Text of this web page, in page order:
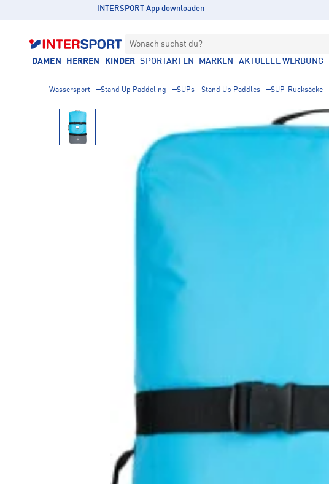
INTERSPORT App downloaden
Wonach suchst du?
DAMEN HERREN KINDER SPORTARTEN MARKEN AKTUELLE WERBUNG
Wassersport Stand Up Paddeling SUPs - Stand Up Paddles SUP-Rucksäcke